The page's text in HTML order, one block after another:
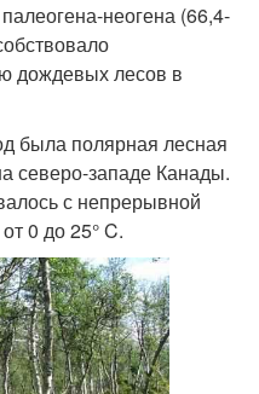
неогена (66,4-
дождевых лесов в
была полярная лесная
северо-западе Канады.
с непрерывной
0 до 25° C.